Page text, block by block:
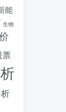
能
生物
票